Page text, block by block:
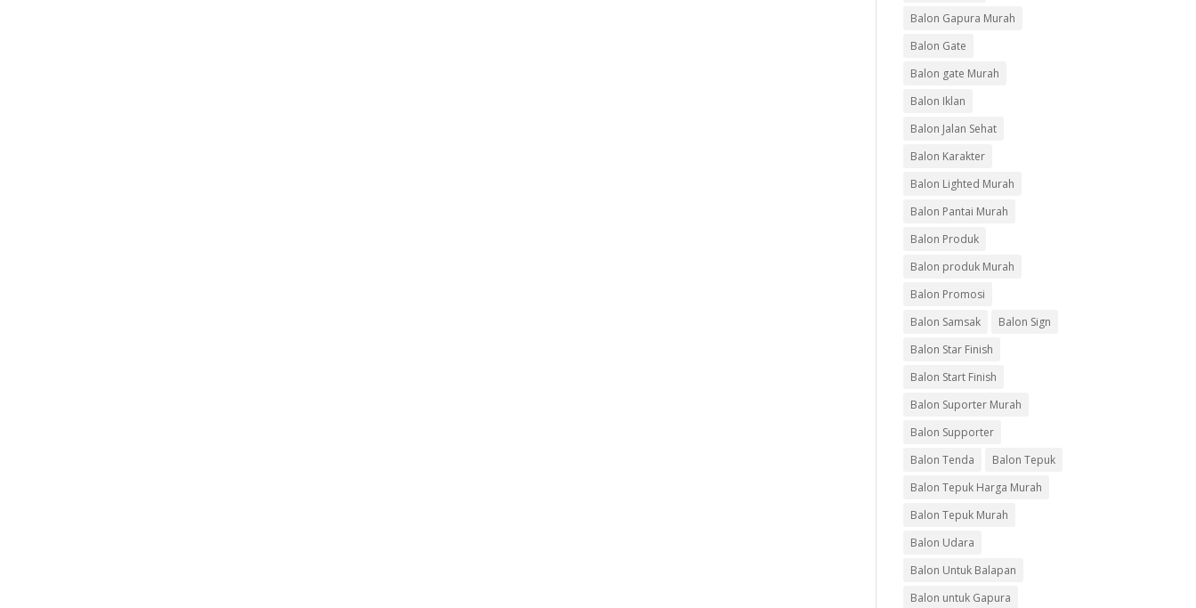
Balon Gapura Murah
Balon Gate
Balon gate Murah
Balon Iklan
Balon Jalan Sehat
Balon Karakter
Balon Lighted Murah
Balon Pantai Murah
Balon Produk
Balon produk Murah
Balon Promosi
Balon Samsak
Balon Sign
Balon Star Finish
Balon Start Finish
Balon Suporter Murah
Balon Supporter
Balon Tenda
Balon Tepuk
Balon Tepuk Harga Murah
Balon Tepuk Murah
Balon Udara
Balon Untuk Balapan
Balon untuk Gapura